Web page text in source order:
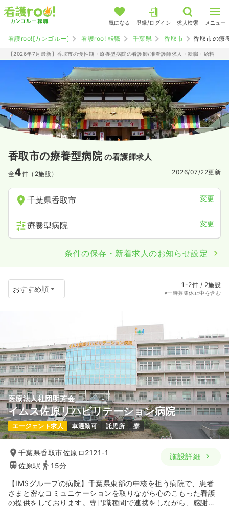
気になる 登録/ログイン 求人検索 メニュー
看護roo![カンゴルー] 看護roo! 転職 千葉県 香取市 香取市の療
【2026年7月最新】香取市の慢性期・療養型病院の看護師/准看護師求人・転職・給料
香取市の療養型病院 の看護師求人
全4件（2施設） 2026/07/22更新
千葉県香取市 変更
療養型病院 変更
条件の保存・新着求人のお知らせ設定
1-2件 / 2施設
※一時募集休止中を含む
医療法人社団明芳会
イムス佐原リハビリテーション病院
エージェント求人 車通勤可 託児所 寮
千葉県香取市佐原ロ2121-1
佐原駅
15分
施設詳細
【IMSグループの病院】千葉県東部の中核を担う病院で、患者
さまと密なコミュニケーションを取りながら心のこもった看護
の提供をしております。専門職種間で連携をしながら、感謝の